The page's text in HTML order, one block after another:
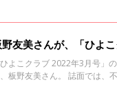
友美さんが、「ひよ
ひよこクラブ 2022年3月号」
板野友美さん。 誌面では、